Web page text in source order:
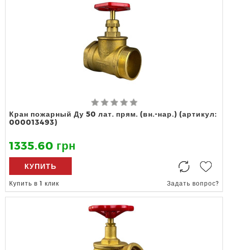
Кран пожарный Ду 50 лат. прям. (вн.-нар.) (артикул:
000013493)
1335.60 грн
КУПИТЬ
Купить в 1 клик Задать вопрос?